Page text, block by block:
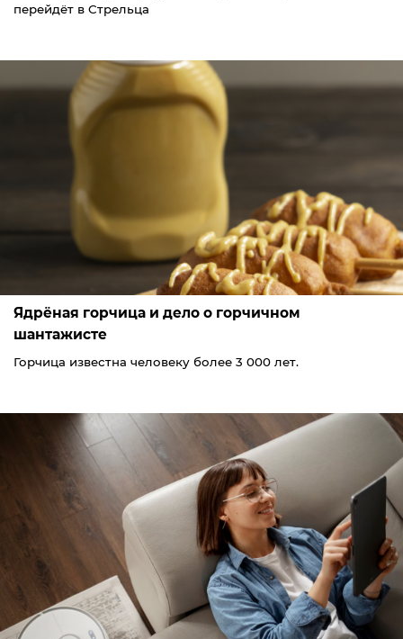
перейдёт в Стрельца
Ядрёная горчица и дело о горчичном
шантажисте
Горчица известна человеку более 3 000 лет.